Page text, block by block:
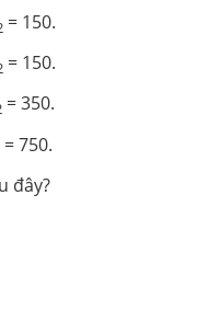
= 150.
= 150.
= 350.
= 750.
đây?